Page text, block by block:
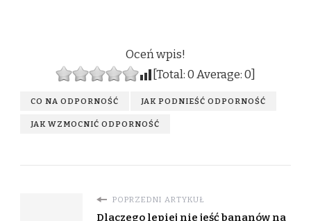
Oceń wpis!
[Total:0Average:0
CO NA ODPORNOŚĆ JAK PODNIEŚĆ ODPORNOŚĆ
JAK WZMOCNIĆ ODPORNOŚĆ
POPRZEDNI ARTYKUŁ
Dlaczego lepiej nie jeść bananów na